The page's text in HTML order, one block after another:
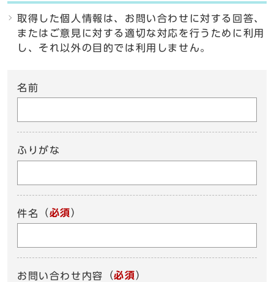
取得した個人情報は、お問い合わせに対する回答、
またはご意見に対する適切な対応を行うために利用
し、それ以外の目的では利用しません。
名前
ふりがな
件名 （必須）
お問い合わせ内容 （必須）